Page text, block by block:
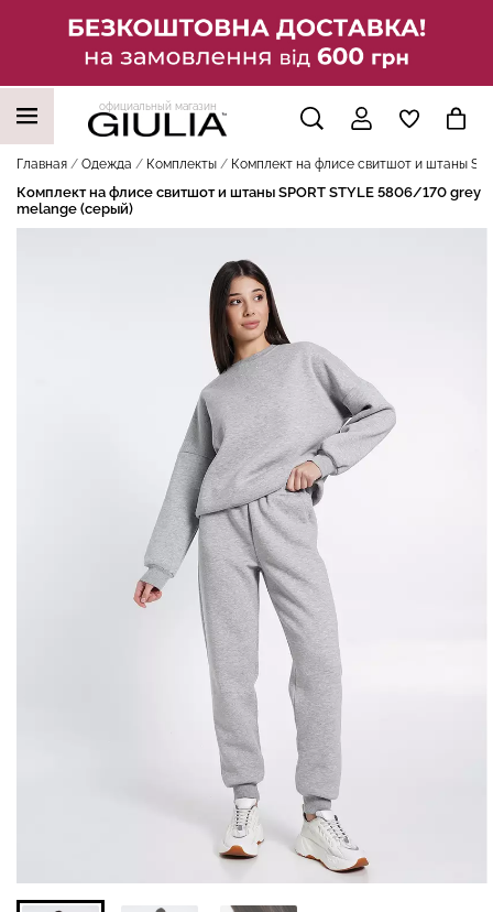
официальный магазин
Главная Одежда Комплекты Комплект на флисе свитшот и штаны
Комплект на флисе свитшот и штаны SPORT STYLE 5806/170 grey
melange (серый)
НАШИ ТРЕНДОВЫЕ ТОВАРЫ
Бесшовные леггинсы из
микрофибры LEGGINGS
02 (черный) Giulia
Велосипедки с высокой
талией TRACKS 01
(черный) Giulia
384 грн.549 грн.